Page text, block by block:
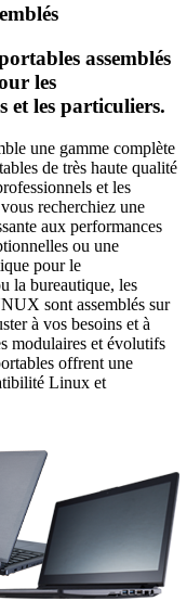
assemblés
les
et les particuliers.
une gamme complète
de très haute qualité
et les
recherchiez une
aux performances
ou une
pour le
la bureautique, les
sont assemblés sur
à vos besoins et à
modulaires et évolutifs
offrent une
Linux et